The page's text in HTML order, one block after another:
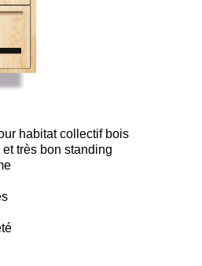
habitat collectif bois
très bon standing